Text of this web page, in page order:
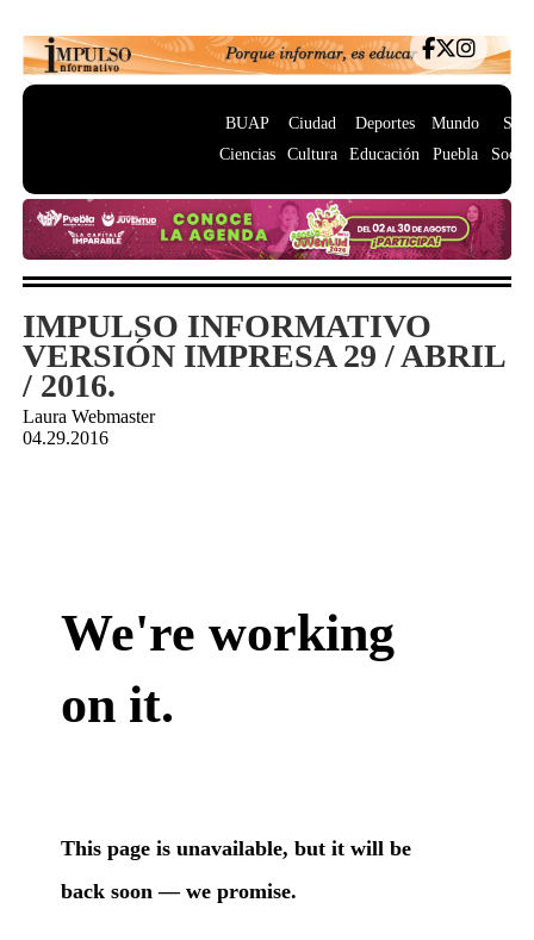
BUAP
Ciencias
Ciudad
Cultura
Deportes
Educación
Mundo
Puebla
IMPULSO INFORMATIVO
VERSIÓN IMPRESA 29 / ABRIL
/ 2016.
Laura Webmaster
04.29.2016